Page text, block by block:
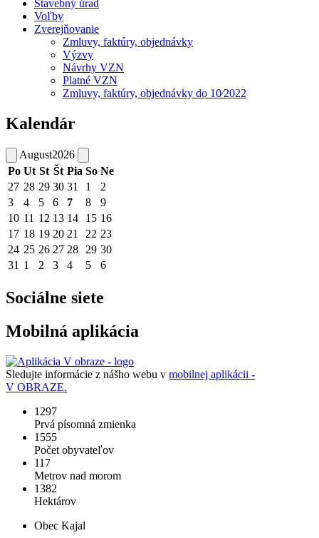
Stavebný úrad
Voľby
Zverejňovanie
Zmluvy, faktúry, objednávky
Výzvy
Návrhy VZN
Platné VZN
Zmluvy, faktúry, objednávky do 10⁄2022
Kalendár
August2026
Po Ut St Št Pia So Ne
27 28 29 30 31 1
2
3
4 5 6 7 8
9
10 11 12 13 14 15 16
17 18 19 20 21 22 23
24 25 26 27 28 29 30
31 1 2 3 4 5 6
Sociálne siete
Mobilná aplikácia
Sledujte informácie z nášho webu v mobilnej aplikácii -
V OBRAZE.
1297
Prvá písomná zmienka
1555
Počet obyvateľov
117
Metrov nad morom
1382
Hektárov
Obec Kajal